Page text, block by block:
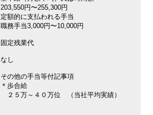
203,550円〜255,300円
定額的に支払われる手当
職務手当3,000円〜10,000円
固定残業代
なし
その他の手当等付記事項
＊歩合給
２５万～４０万位 （当社平均実績）